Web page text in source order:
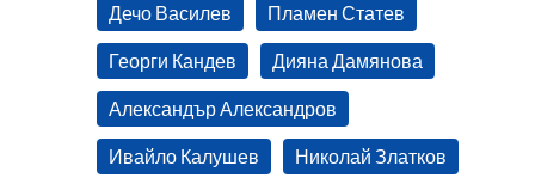
Дечо Василев Пламен Статев
Георги Кандев Дияна Дамянова
Александър Александров
Ивайло Калушев Николай Златков